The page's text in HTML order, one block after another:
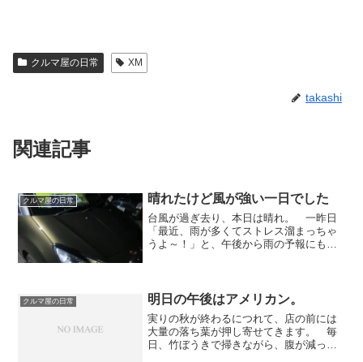
クルマ屋の日常 XM
takashi
関連記事
クルマ屋の日常 晴れたけど風が強い一日でした
台風が過ぎ去り、本日は晴れ。 一昨日
「最近、雨が多くてストレス溜まっちゃ
うよ～！」と、午後から雨の予報にもか
える。本日は１年半前にミニ...
クルマ屋の日常 明日の午後はアメリカン。
実りの秋が終わるにつれて、店の前には
大量の落ち葉が押し寄せてきます。 毎
日、竹ぼうきで掃きながら、腹が減って